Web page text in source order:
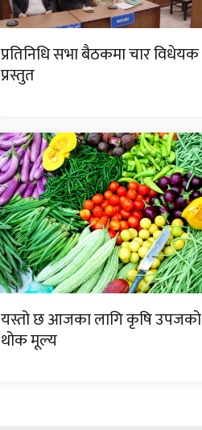
प्रतिनिधि सभा बैठकमा चार विधेयक
प्रस्तुत
यस्तो छ आजका लागि कृषि उपजको
थोक मूल्य